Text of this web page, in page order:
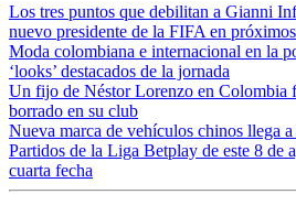
Los tres puntos que debilitan a Gianni
nuevo presidente de la FIFA en
Moda colombiana e internacional en la
‘looks’ destacados de la jornada
Un fijo de Néstor Lorenzo en Colombia
borrado en su club
Nueva marca de vehículos chinos llega
Partidos de la Liga Betplay de este 8 de
cuarta fecha